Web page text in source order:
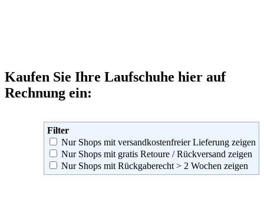
Kaufen Sie Ihre Laufschuhe hier auf
Rechnung ein:
Filter
Nur Shops mit versandkostenfreier Lieferung zeigen
Nur Shops mit gratis Retoure / Rückversand zeigen
Nur Shops mit Rückgaberecht > 2 Wochen zeigen